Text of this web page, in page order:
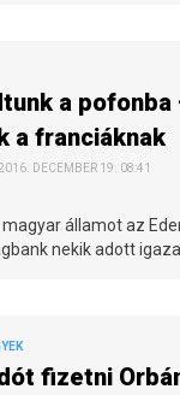
a
a franciáknak
DECEMBER 19. 08:41
államot az
nekik adott
fizetni